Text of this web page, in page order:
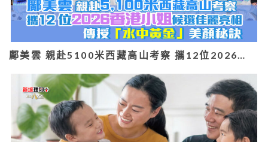
鄺美雲 親赴5100米西藏高山考察 攜12位2026…